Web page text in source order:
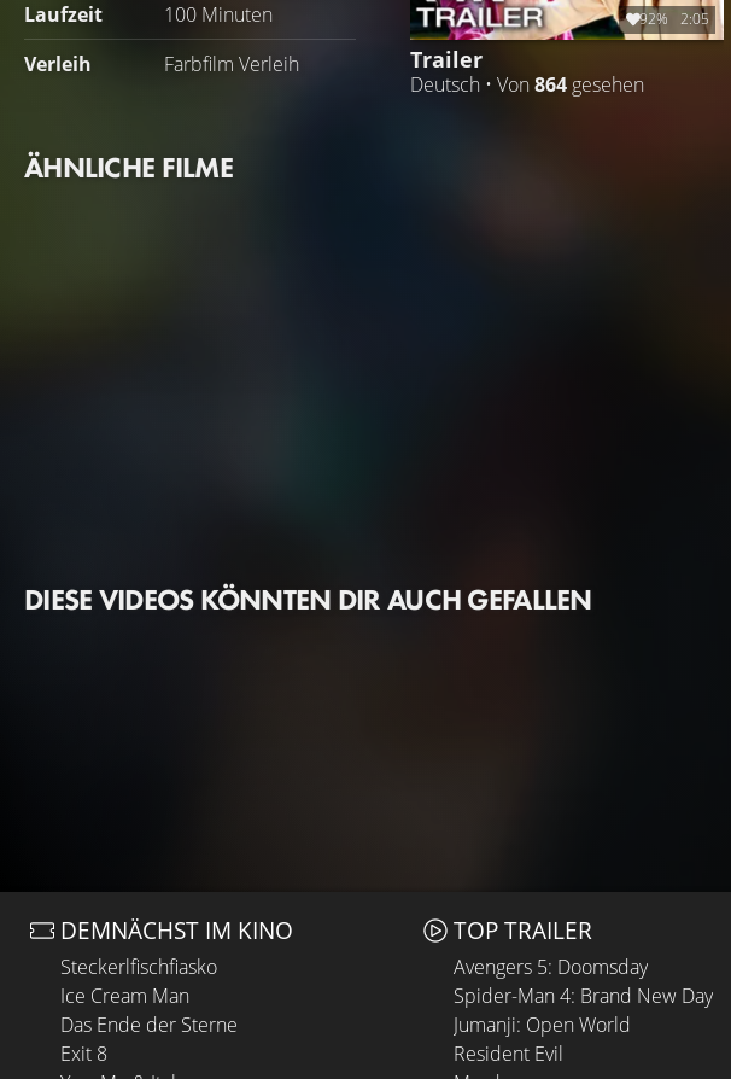
Laufzeit
100 Minuten
Verleih
Farbfilm Verleih
92% 2:05
Trailer
Deutsch • Von864 gesehen
ÄHNLICHE FILME
DIESE VIDEOS KÖNNTEN DIR AUCH GEFALLEN
DEMNÄCHST IM KINO
Steckerlfischfiasko
Ice Cream Man
Das Ende der Sterne
Exit 8
TOP TRAILER
Avengers 5: Doomsday
Spider-Man 4: Brand New Day
Jumanji: Open World
Resident Evil